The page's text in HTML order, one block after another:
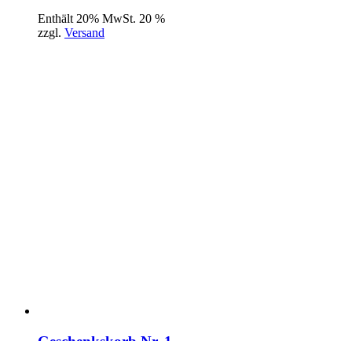
Enthält 20% MwSt. 20 %
zzgl. Versand